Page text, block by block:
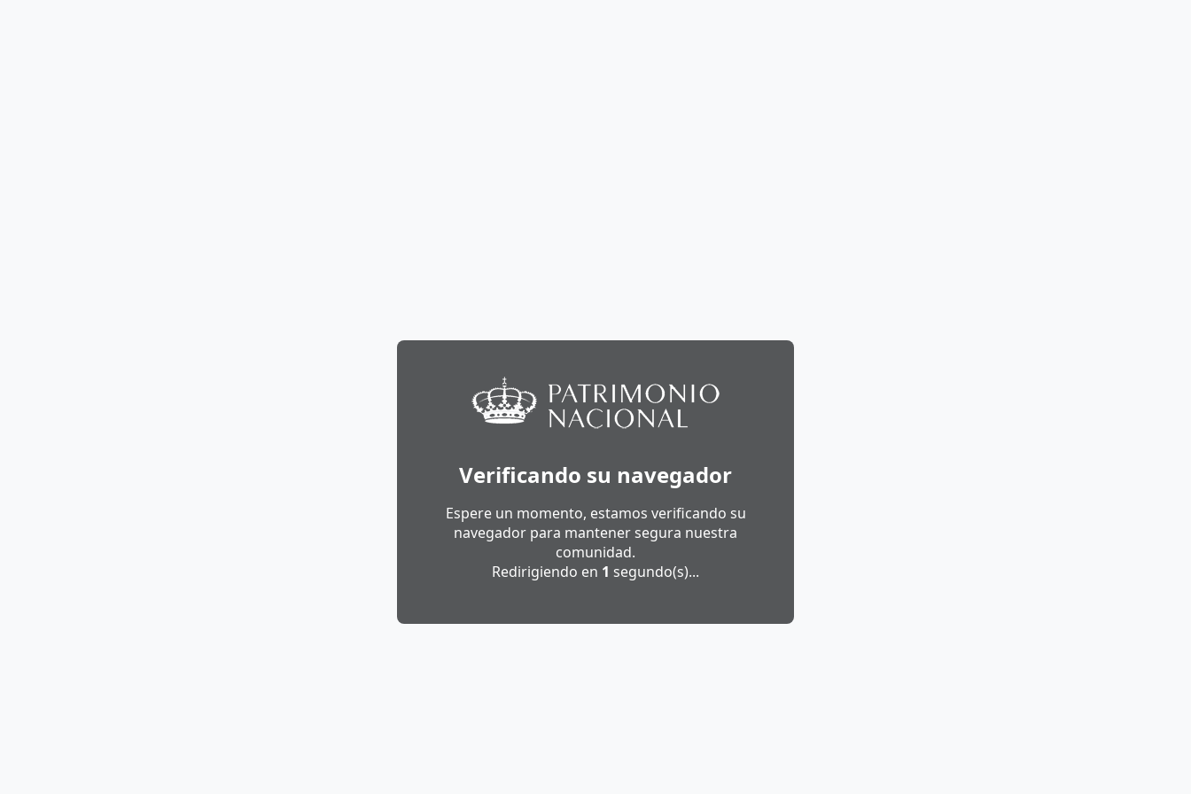
Verificando su navegador
Espere un momento, estamos verificando su
navegador para mantener segura nuestra
comunidad.
Redirigiendo en 1 segundo(s)...